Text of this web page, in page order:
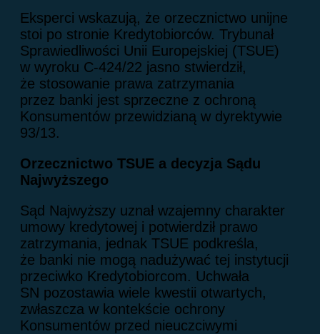
Eksperci wskazują, że orzecznictwo unijne
stoi po stronie Kredytobiorców. Trybunał
Sprawiedliwości Unii Europejskiej (TSUE)
w wyroku C-424/22 jasno stwierdził,
że stosowanie prawa zatrzymania
przez banki jest sprzeczne z ochroną
Konsumentów przewidzianą w dyrektywie
93/13.
Orzecznictwo TSUE a decyzja Sądu
Najwyższego
Sąd Najwyższy uznał wzajemny charakter
umowy kredytowej i potwierdził prawo
zatrzymania, jednak TSUE podkreśla,
że banki nie mogą nadużywać tej instytucji
przeciwko Kredytobiorcom. Uchwała
SN pozostawia wiele kwestii otwartych,
zwłaszcza w kontekście ochrony
Konsumentów przed nieuczciwymi